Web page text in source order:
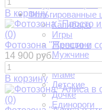
Фольгированные
Капибара
Игры
Женщине
Мужчине
Папе
Маме
Детские
Дочке
Единороги
В корзину
(0)
Фотозона "Просто и
14 900 руб.
В корзину
(0)